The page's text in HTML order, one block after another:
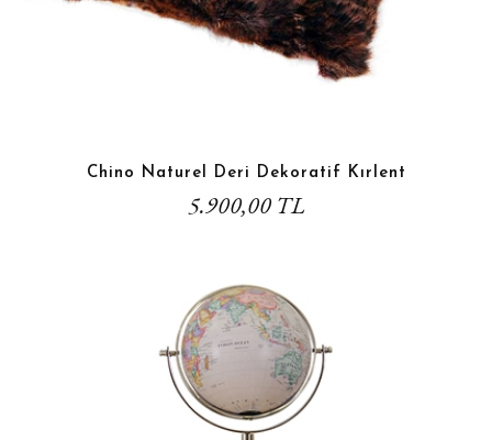
Chino Naturel Deri Dekoratif Kırlent
5.900,00 TL